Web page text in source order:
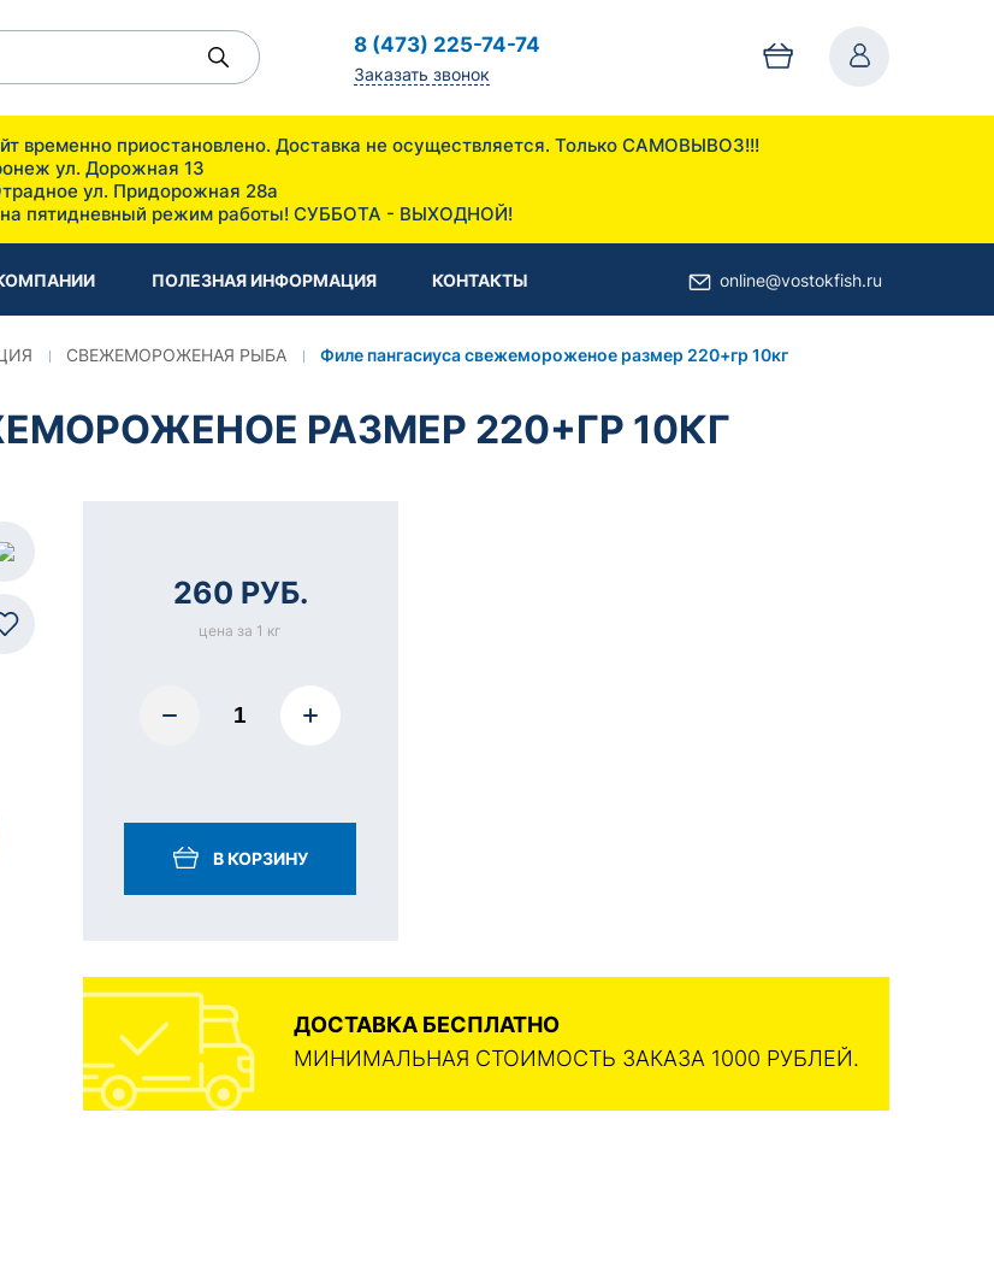
8 (473) 225-74-74
Заказать звонок
временно приостановлено. Доставка не осуществляется. Только САМОВЫВОЗ!!!
ценами: Воронеж ул. Дорожная 13
28а
пятидневный режим работы! СУББОТА - ВЫХОДНОЙ!
ПОЛЕЗНАЯ ИНФОРМАЦИЯ КОНТАКТЫ online@vostokfish.ru
СВЕЖЕМОРОЖЕНАЯ РЫБА Филе пангасиуса свежемороженое размер 220+гр 10кг
РАЗМЕР 220+ГР 10КГ
260 РУБ.
цена за 1 кг
В КОРЗИНУ
ДОСТАВКА БЕСПЛАТНО
МИНИМАЛЬНАЯ СТОИМОСТЬ ЗАКАЗА 1000 РУБЛЕЙ.